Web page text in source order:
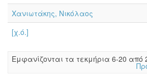
Χανιωτάκης, Νικόλαος
[χ.ό.]
Eμφανίζονται τα τεκμήρια 6-20 από